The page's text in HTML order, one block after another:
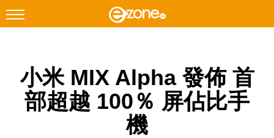
Facebook Instagram
科技焦點
小米 MIX Alpha 發佈 首
部超越 100％ 屏佔比手
機